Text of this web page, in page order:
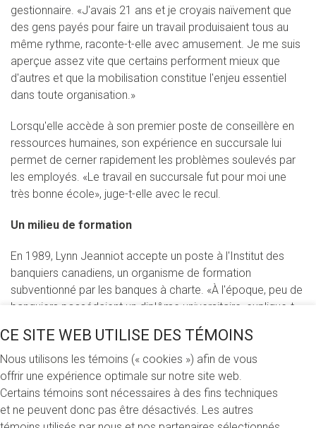
gestionnaire. «J'avais 21 ans et je croyais naïvement que
des gens payés pour faire un travail produisaient tous au
même rythme, raconte-t-elle avec amusement. Je me suis
aperçue assez vite que certains performent mieux que
d'autres et que la mobilisation constitue l'enjeu essentiel
dans toute organisation.»
Lorsqu'elle accède à son premier poste de conseillère en
ressources humaines, son expérience en succursale lui
permet de cerner rapidement les problèmes soulevés par
les employés. «Le travail en succursale fut pour moi une
très bonne école», juge-t-elle avec le recul.
Un milieu de formation
En 1989, Lynn Jeanniot accepte un poste à l'Institut des
banquiers canadiens, un organisme de formation
subventionné par les banques à charte. «À l'époque, peu de
banquiers possédaient un diplôme universitaire, explique-t-
elle. L'institut a été fondé pour établir des partenariats avec
les universités et créer des programmes de formation
spécialisés, dont leMBA en services financiersde l'ESG
UQAM.» Prêchant par l'exemple, elle s'inscrit en 1992 au
MBA pour cadres afin d'acquérir de meilleures bases en
finance. «J'ai choisi le programme de l'ESG UQAM, car il
CE SITE WEB UTILISE DES TÉMOINS
Nous utilisons les témoins (« cookies ») afin de vous
offrir une expérience optimale sur notre site web.
Certains témoins sont nécessaires à des fins techniques
et ne peuvent donc pas être désactivés. Les autres